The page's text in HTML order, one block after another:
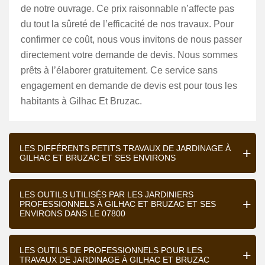
de notre ouvrage. Ce prix raisonnable n’affecte pas
du tout la sûreté de l’efficacité de nos travaux. Pour
confirmer ce coût, nous vous invitons de nous passer
directement votre demande de devis. Nous sommes
prêts à l’élaborer gratuitement. Ce service sans
engagement en demande de devis est pour tous les
habitants à Gilhac Et Bruzac.
LES DIFFÉRENTS PETITS TRAVAUX DE JARDINAGE À
GILHAC ET BRUZAC ET SES ENVIRONS
LES OUTILS UTILISÉS PAR LES JARDINIERS
PROFESSIONNELS À GILHAC ET BRUZAC ET SES
ENVIRONS DANS LE 07800
LES OUTILS DE PROFESSIONNELS POUR LES
TRAVAUX DE JARDINAGE À GILHAC ET BRUZAC